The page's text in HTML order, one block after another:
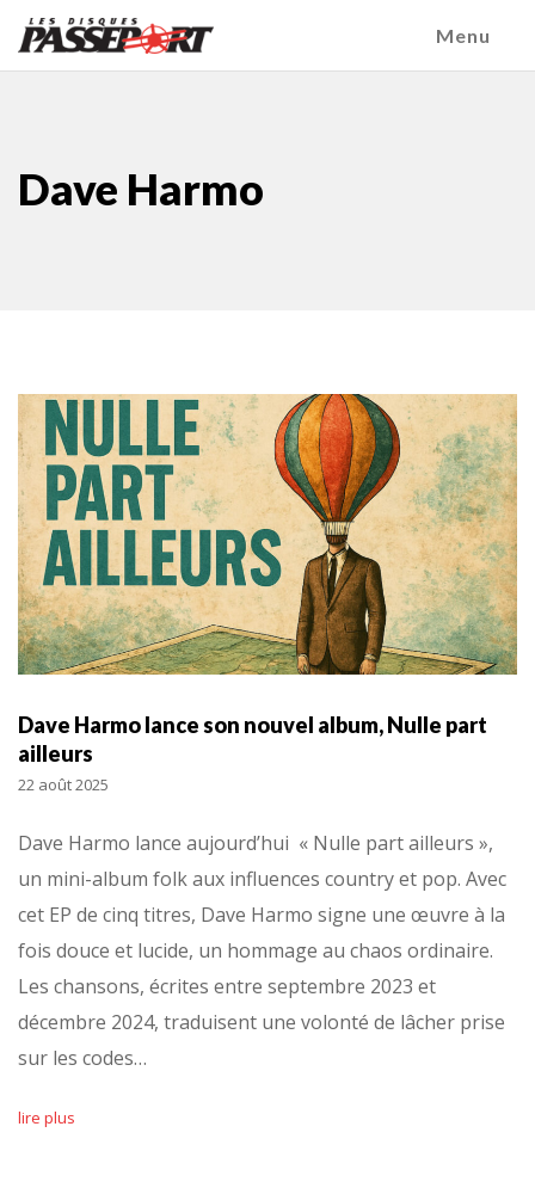
Menu
Dave Harmo
Dave Harmo lance son nouvel album, Nulle part
ailleurs
22 août 2025
Dave Harmo lance aujourd’hui « Nulle part ailleurs »,
un mini-album folk aux influences country et pop. Avec
cet EP de cinq titres, Dave Harmo signe une œuvre à la
fois douce et lucide, un hommage au chaos ordinaire.
Les chansons, écrites entre septembre 2023 et
décembre 2024, traduisent une volonté de lâcher prise
sur les codes…
lire plus